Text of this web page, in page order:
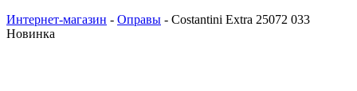
Интернет-магазин - Оправы - Costantini Extra 25072 033
Новинка